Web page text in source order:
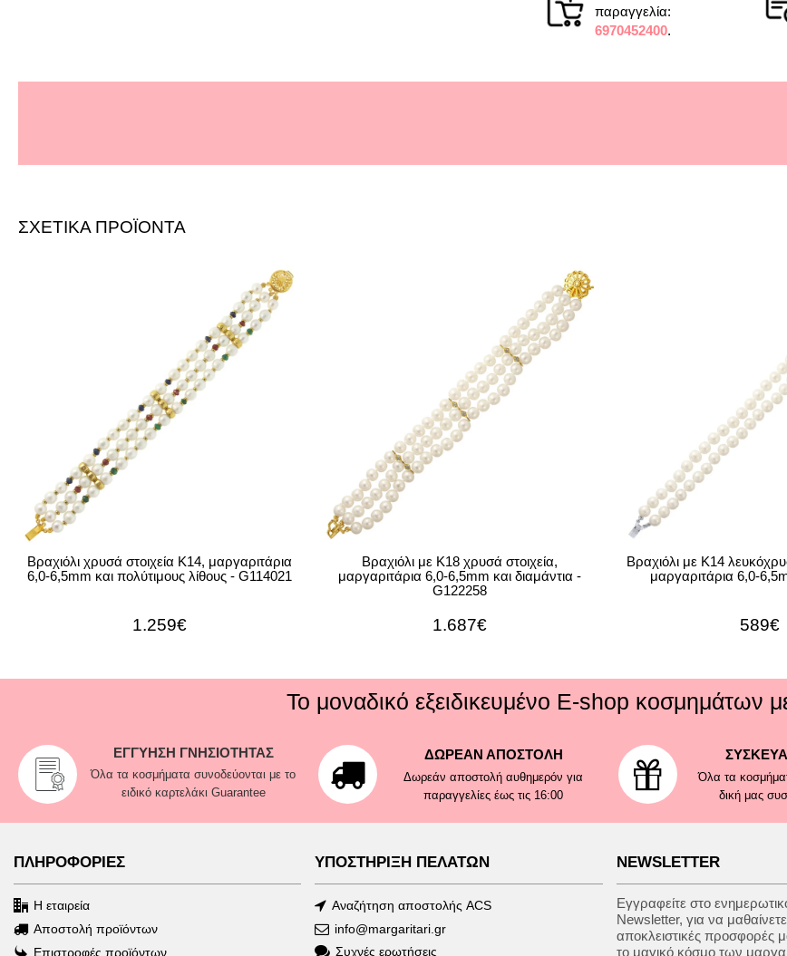
παραγγελία:
6970452400.
Βραχιόλι με Κ18 χρυσά στοιχεία,
G122258
ΕΓΓΥΗΣΗ ΓΝΗΣΙΟΤΗΤΑΣ
ειδικό καρτελάκι Guarantee
ΔΩΡΕΑΝ ΑΠΟΣΤΟΛΗ
παραγγελίες έως τις 16:00
δική μας
ΠΛΗΡΟΦΟΡΙΕΣ
Η εταιρεία
Αναζήτηση αποστολής ACS
NEWSLETTER
Εγγραφείτε στο
Newsletter, για να μαθαίνετε